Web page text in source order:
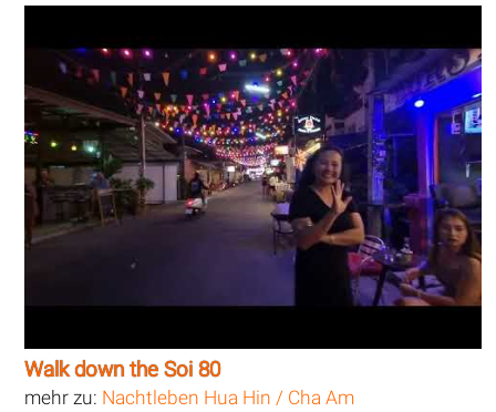
Walk down the Soi 80
mehr zu: Nachtleben Hua Hin / Cha Am